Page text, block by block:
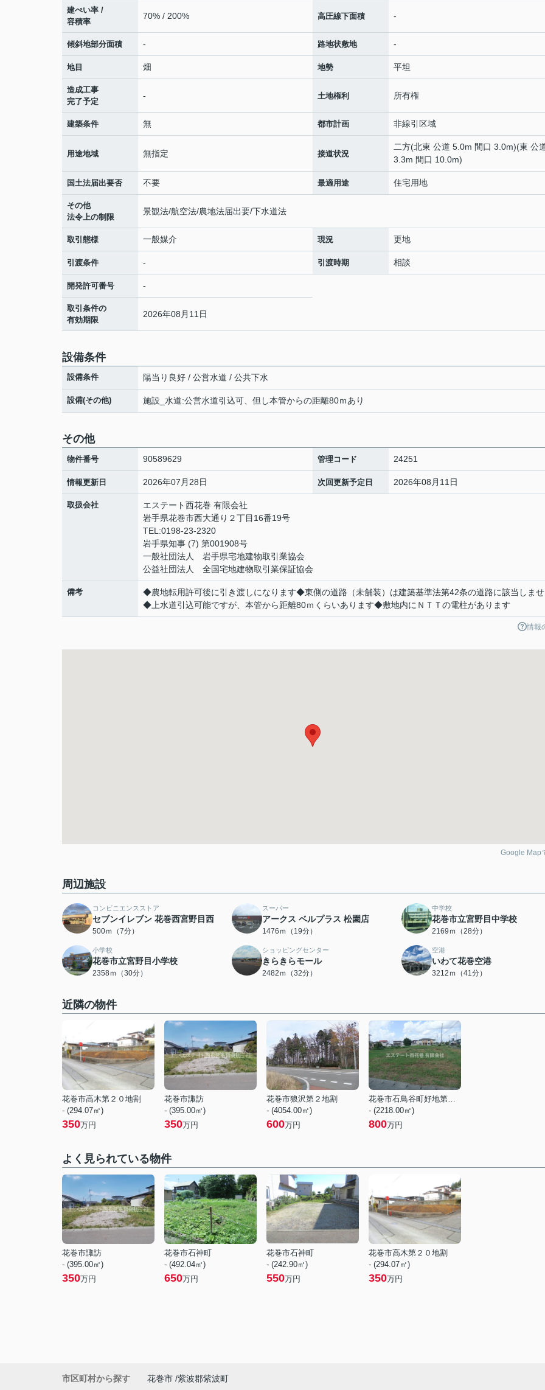
建ぺい率 /
容積率
70% / 200% 高圧線下面積 -
傾斜地部分面積 - 路地状敷地 -
地目 畑 地勢 平坦
造成工事
完了予定
- 土地権利 所有権
建築条件 無 都市計画 非線引区域
用途地域 無指定 接道状況
二方(北東 公道 5.0m 間口 3.0m)(東 公
3.3m 間口 10.0m)
国土法届出要否 不要 最適用途 住宅用地
その他
法令上の制限
景観法/航空法/農地法届出要/下水道法
取引態様 一般媒介 現況 更地
引渡条件 - 引渡時期 相談
開発許可番号 -
取引条件の
有効期限
2026年08月11日
設備条件
設備条件 陽当り良好 / 公営水道 / 公共下水
設備(その他) 施設_水道:公営水道引込可、但し本管からの距離80ｍあり
その他
物件番号 90589629 管理コード 24251
情報更新日 2026年07月28日 次回更新予定日 2026年08月11日
取扱会社
エステート西花巻 有限会社
岩手県花巻市西大通り２丁目16番19号
TEL:0198-23-2320
岩手県知事 (7) 第001908号
一般社団法人 岩手県宅地建物取引業協会
公益社団法人 全国宅地建物取引業保証協会
備考
◆農地転用許可後に引き渡しになります◆東側の道路（未舗装）は建築基準法第42条の道路に該当しま
◆上水道引込可能ですが、本管から距離80ｍくらいあります◆敷地内にＮＴＴの電柱があります
情報
Google Map
周辺施設
コンビニエンスストア
セブンイレブン 花巻西宮野目西
500ｍ（7分）
スーパー
アークス ベルプラス 松園店
1476ｍ（19分）
中学校
花巻市立宮野目中学校
2169ｍ（28分）
小学校
花巻市立宮野目小学校
2358ｍ（30分）
ショッピングセンター
きらきらモール
2482ｍ（32分）
空港
いわて花巻空港
3212ｍ（41分）
近隣の物件
花巻市高木第２０地割
- (294.07㎡)
350万円
花巻市諏訪
- (395.00㎡)
350万円
花巻市狼沢第２地割
- (4054.00㎡)
600万円
花巻市石鳥谷町好地第９地割
- (2218.00㎡)
800万円
よく見られている物件
花巻市諏訪
- (395.00㎡)
350万円
花巻市石神町
- (492.04㎡)
650万円
花巻市石神町
- (242.90㎡)
550万円
花巻市高木第２０地割
- (294.07㎡)
350万円
市区町村から探す 花巻市 紫波郡紫波町